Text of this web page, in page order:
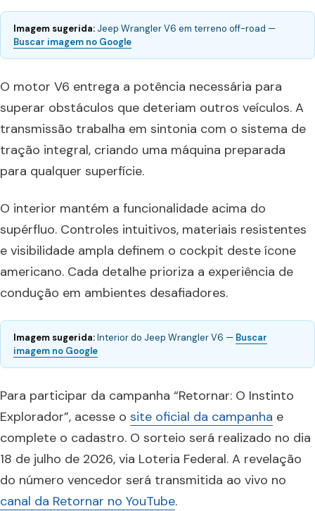
Imagem sugerida: Jeep Wrangler V6 em terreno off-road —
Buscar imagem no Google
O motor V6 entrega a potência necessária para
superar obstáculos que deteriam outros veículos. A
transmissão trabalha em sintonia com o sistema de
tração integral, criando uma máquina preparada
para qualquer superfície.
O interior mantém a funcionalidade acima do
supérfluo. Controles intuitivos, materiais resistentes
e visibilidade ampla definem o cockpit deste ícone
americano. Cada detalhe prioriza a experiência de
condução em ambientes desafiadores.
Imagem sugerida:Interior do Jeep Wrangler V6 — Buscar
imagem no Google
Para participar da campanha “Retornar: O Instinto
Explorador”, acesse o site oficial da campanha e
complete o cadastro. O sorteio será realizado no dia
18 de julho de 2026, via Loteria Federal. A revelação
do número vencedor será transmitida ao vivo no
canal da Retornar no YouTube.